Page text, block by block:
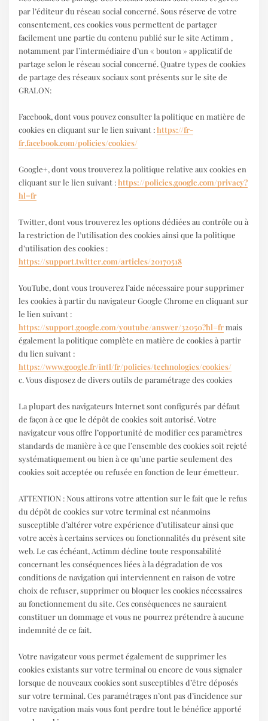
par l’éditeur du réseau social concerné. Sous réserve de votre
consentement, ces cookies vous permettent de partager
facilement une partie du contenu publié sur le site Actimm ,
notamment par l’intermédiaire d’un « bouton » applicatif de
partage selon le réseau social concerné. Quatre types de cookies
de partage des réseaux sociaux sont présents sur le site de
GRALON:
Facebook, dont vous pouvez consulter la politique en matière de
cookies en cliquant sur le lien suivant :https://fr-
fr.facebook.com/policies/cookies/
Google+, dont vous trouverez la politique relative aux cookies en
cliquant sur le lien suivant :https://policies.google.com/privacy?
hl=fr
Twitter, dont vous trouverez les options dédiées au contrôle ou à
la restriction de l’utilisation des cookies ainsi que la politique
d’utilisation des cookies :
https://support.twitter.com/articles/20170518
YouTube, dont vous trouverez l’aide nécessaire pour supprimer
les cookies à partir du navigateur Google Chrome en cliquant sur
le lien suivant :
https://support.google.com/youtube/answer/32050?hl=frmais
également la politique complète en matière de cookies à partir
du lien suivant :
https://www.google.fr/intl/fr/policies/technologies/cookies/
c. Vous disposez de divers outils de paramétrage des cookies
La plupart des navigateurs Internet sont configurés par défaut
de façon à ce que le dépôt de cookies soit autorisé. Votre
navigateur vous offre l’opportunité de modifier ces paramètres
standards de manière à ce que l’ensemble des cookies soit rejeté
systématiquement ou bien à ce qu’une partie seulement des
cookies soit acceptée ou refusée en fonction de leur émetteur.
ATTENTION : Nous attirons votre attention sur le fait que le refus
du dépôt de cookies sur votre terminal est néanmoins
susceptible d’altérer votre expérience d’utilisateur ainsi que
votre accès à certains services ou fonctionnalités du présent site
web. Le cas échéant, Actimm décline toute responsabilité
concernant les conséquences liées à la dégradation de vos
conditions de navigation qui interviennent en raison de votre
choix de refuser, supprimer ou bloquer les cookies nécessaires
au fonctionnement du site. Ces conséquences ne sauraient
constituer un dommage et vous ne pourrez prétendre à aucune
indemnité de ce fait.
Votre navigateur vous permet également de supprimer les
cookies existants sur votre terminal ou encore de vous signaler
lorsque de nouveaux cookies sont susceptibles d’être déposés
sur votre terminal. Ces paramétrages n’ont pas d’incidence sur
votre navigation mais vous font perdre tout le bénéfice apporté